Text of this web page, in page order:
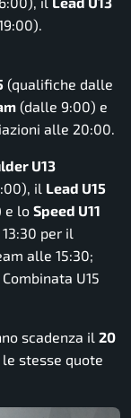
(qualifiche dalle
(dalle 9:00) e
alle 20:00.
U13
il Lead U15
e lo Speed U11
per il
alle 15:30;
U15
scadenza il 20
le stesse quote